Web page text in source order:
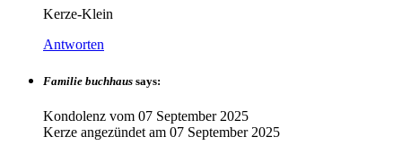
Kerze-Klein
Antworten
Familie buchhaus says:
Kondolenz vom 07 September 2025
Kerze angezündet am 07 September 2025